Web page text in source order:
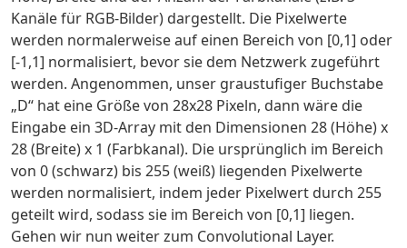
Kanäle für RGB-Bilder) dargestellt. Die Pixelwerte
werden normalerweise auf einen Bereich von [0,1] oder
[-1,1] normalisiert, bevor sie dem Netzwerk zugeführt
werden. Angenommen, unser graustufiger Buchstabe
„D“ hat eine Größe von 28x28 Pixeln, dann wäre die
Eingabe ein 3D-Array mit den Dimensionen 28 (Höhe) x
28 (Breite) x 1 (Farbkanal). Die ursprünglich im Bereich
von 0 (schwarz) bis 255 (weiß) liegenden Pixelwerte
werden normalisiert, indem jeder Pixelwert durch 255
geteilt wird, sodass sie im Bereich von [0,1] liegen.
Gehen wir nun weiter zum Convolutional Layer.